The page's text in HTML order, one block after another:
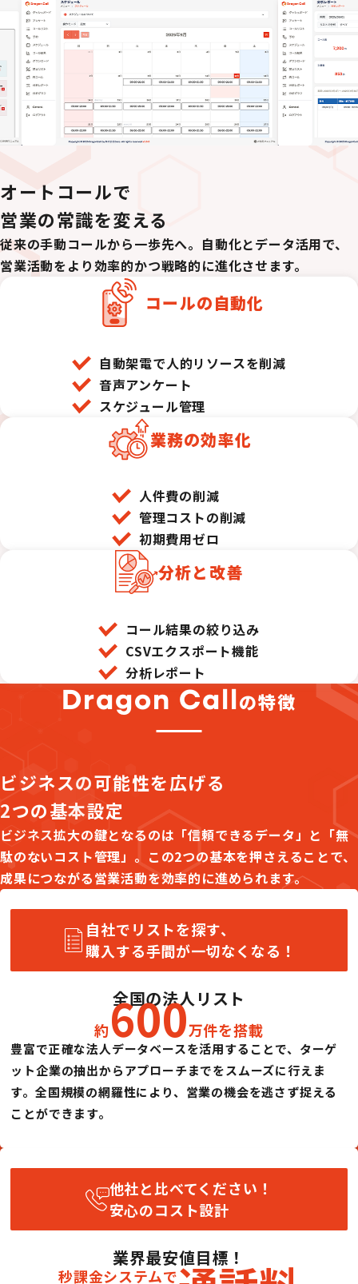
オートコールで
営業の常識を変える
従来の手動コールから一歩先へ。自動化とデータ活用で、
営業活動をより効率的かつ戦略的に進化させます。
コールの自動化
自動架電で人的リソースを削減
音声アンケート
スケジュール管理
業務の効率化
人件費の削減
管理コストの削減
初期費用ゼロ
分析と改善
コール結果の絞り込み
CSVエクスポート機能
分析レポート
Dragon Callの特徴
ビジネスの可能性を広げる
2つの基本設定
ビジネス拡大の鍵となるのは「信頼できるデータ」と「無
駄のないコスト管理」。この2つの基本を押さえることで、
成果につながる営業活動を効率的に進められます。
自社でリストを探す、
購入する手間が一切なくなる！
全国の法人リスト
約600万件を搭載
豊富で正確な法人データベースを活用することで、ターゲ
ット企業の抽出からアプローチまでをスムーズに行えま
す。全国規模の網羅性により、営業の機会を逃さず捉える
ことができます。
他社と比べてください！
安心のコスト設計
業界最安値目標！
秒課金システムで